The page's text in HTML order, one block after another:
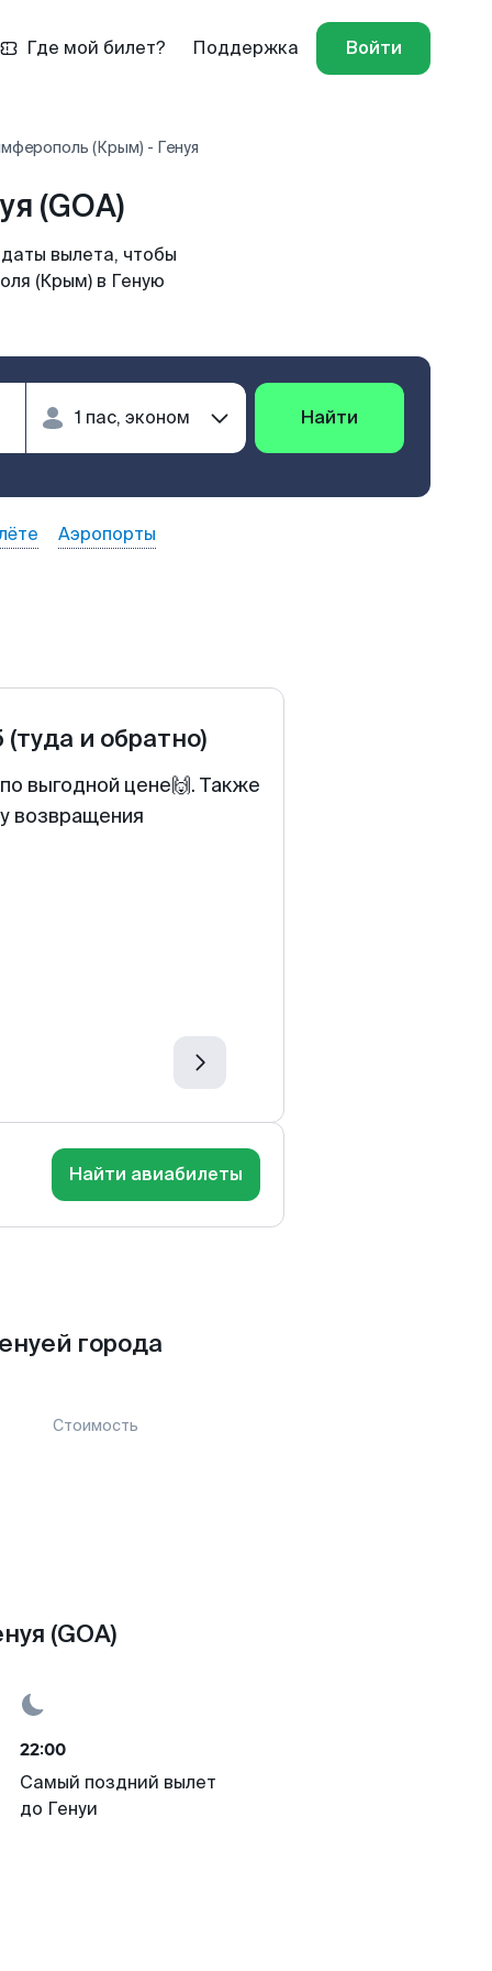
Где мой билет? Поддержка Войти
(Крым) - Генуя
(GOA)
вылета, чтобы
(Крым) в Геную
Найти
Аэропорты
(туда и обратно)
выгодной цене🙌. Также
возвращения
Найти авиабилеты
города
Стоимость
(GOA)
22:00
Самый поздний вылет
до Генуи